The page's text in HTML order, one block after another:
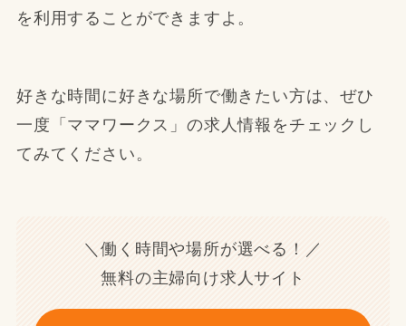
を利用することができますよ。
好きな時間に好きな場所で働きたい方は、ぜひ
一度「ママワークス」の求人情報をチェックし
てみてください。
＼働く時間や場所が選べる！／
無料の主婦向け求人サイト